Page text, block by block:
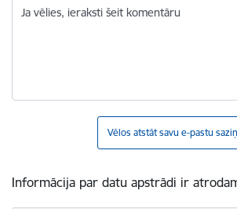
Ja vēlies, ieraksti šeit komentāru
Vēlos atstāt savu e-pastu
Informācija par datu apstrādi ir